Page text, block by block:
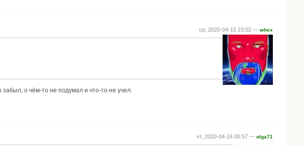
ср, 2020-04-15 23:02 — whex
забыл, о чём-то не подумал и что-то не учел.
чт, 2020-04-16 00:57 — olga71